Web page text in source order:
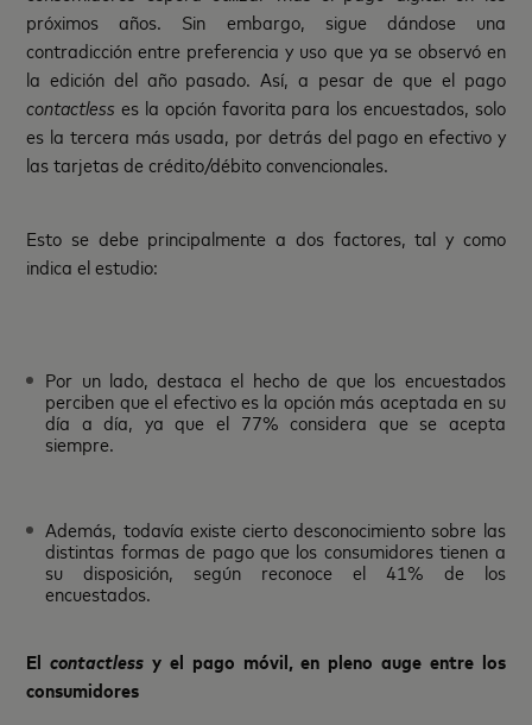
próximos años. Sin embargo, sigue dándose una
contradicción entre preferencia y uso que ya se observó en
la edición del año pasado. Así, a pesar de que el pago
contactless es la opción favorita para los encuestados, solo
es la tercera más usada, por detrás del pago en efectivo y
las tarjetas de crédito/débito convencionales.
Esto se debe principalmente a dos factores, tal y como
indica el estudio:
Por un lado, destaca el hecho de que los encuestados
perciben que el efectivo es la opción más aceptada en su
día a día, ya que el 77% considera que se acepta
siempre.
Además, todavía existe cierto desconocimiento sobre las
distintas formas de pago que los consumidores tienen a
su disposición, según reconoce el 41% de los
encuestados.
Elcontactless y el pago móvil, en pleno auge entre los
consumidores